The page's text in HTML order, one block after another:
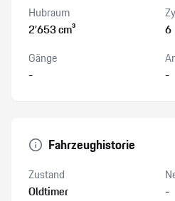
Hubraum
2’653 cm³
6
Gänge
-
-
Fahrzeughistorie
Zustand
Oldtimer
-